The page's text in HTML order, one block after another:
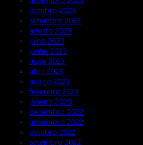
outubro 2023
setembro 2023
agosto 2023
julho 2023
junho 2023
maio 2023
abril 2023
março 2023
fevereiro 2023
janeiro 2023
dezembro 2022
novembro 2022
outubro 2022
setembro 2022